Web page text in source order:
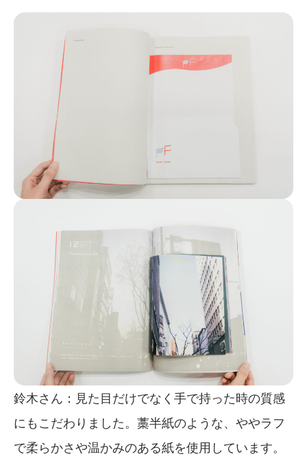
鈴木さん：見た目だけでなく手で持った時の質感
にもこだわりました。藁半紙のような、ややラフ
で柔らかさや温かみのある紙を使用しています。